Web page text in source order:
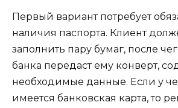
Первый вариант потребует
наличия паспорта. Клиент
заполнить пару бумаг, после
банка передаст ему конверт,
необходимые данные. Если у
имеется банковская карта, то